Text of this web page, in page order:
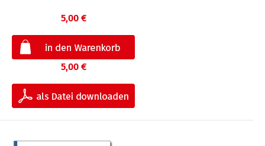
5,00 €
5,00 €